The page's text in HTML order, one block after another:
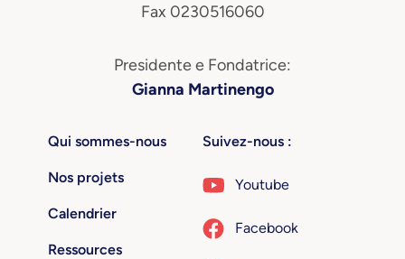
Fax 0230516060
Presidente e Fondatrice:
Gianna Martinengo
Qui sommes-nous
Nos projets
Calendrier
Ressources
Suivez-nous :
Youtube
Facebook